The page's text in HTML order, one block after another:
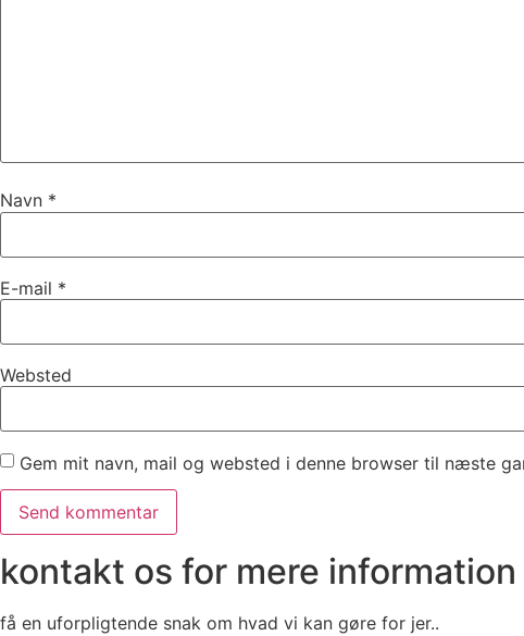
Navn *
E-mail *
Websted
Gem mit navn, mail og websted i denne browser til næste
kontakt os for mere information
få en uforpligtende snak om hvad vi kan gøre for jer..